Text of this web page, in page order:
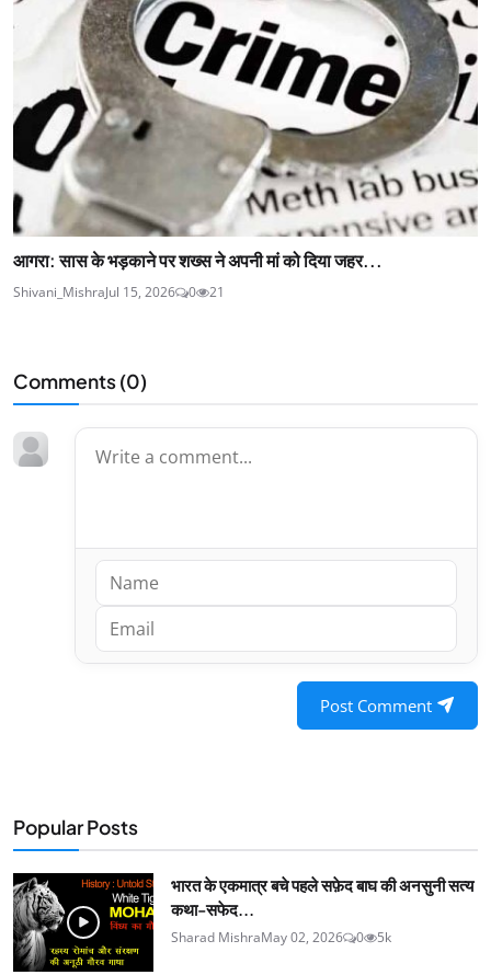
आगरा: सास के भड़काने पर शख्स ने अपनी मां को दिया जहर...
Shivani_MishraJul 15, 2026 0 21
Comments (0)
Post Comment
Popular Posts
भारत के एकमात्र बचे पहले सफ़ेद बाघ की अनसुनी सत्य
कथा-सफेद...
Sharad MishraMay 02, 2026 0 5k